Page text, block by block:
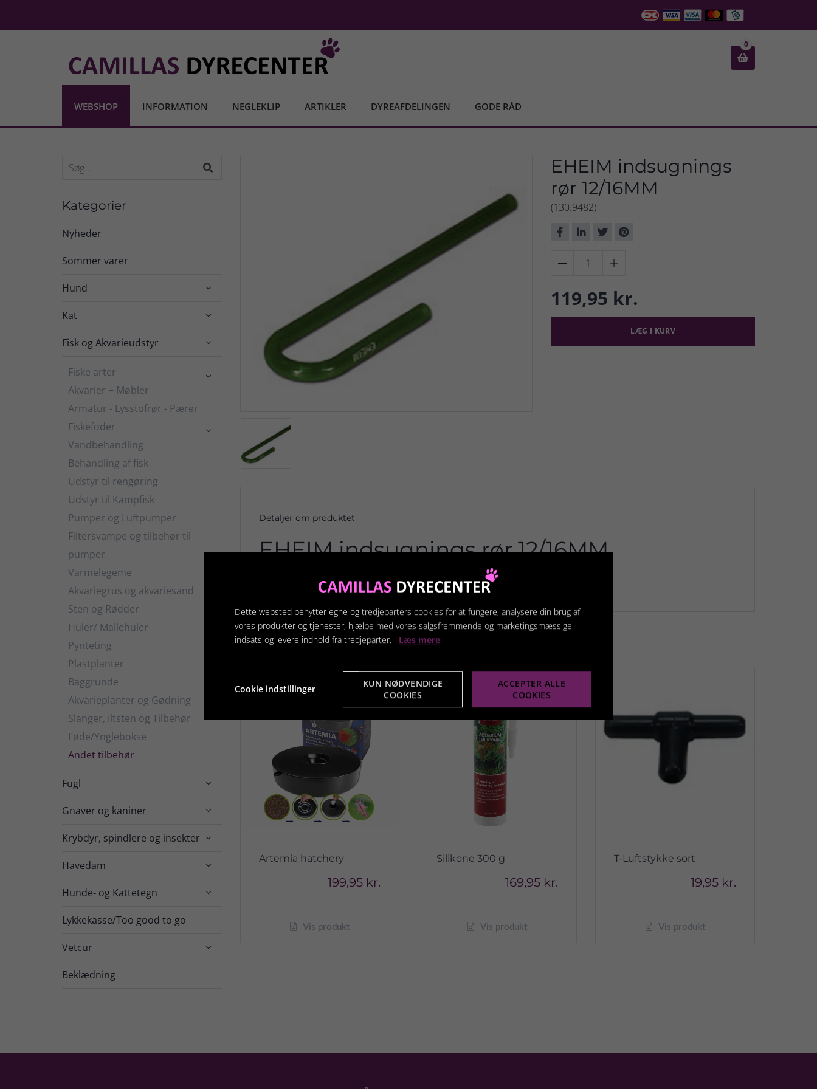

0
WEBSHOP INFORMATION NEGLEKLIP ARTIKLER DYREAFDELINGEN GODE RÅD
Kategorier
Nyheder
Sommer varer
Hund 
Kat 
Fisk og Akvarieudstyr 
Fiske arter 
Akvarier + Møbler
Armatur - Lysstofrør - Pærer
Fiskefoder

Vandbehandling
Behandling af fisk
Udstyr til rengøring
Udstyr til Kampfisk
Pumper og Luftpumper
Filtersvampe og tilbehør til
pumper
Varmelegeme
Akvariegrus og akvariesand
Sten og Rødder
Huler/ Mallehuler
Pynteting
Plastplanter
Baggrunde
Akvarieplanter og Gødning
Slanger, Iltsten og Tilbehør
Føde/Ynglebokse
Andet tilbehør
Fugl 
Gnaver og kaniner 
Krybdyr, spindlere og insekter 
Havedam 
Hunde- og Kattetegn 
Lykkekasse/Too good to go
Vetcur 
Beklædning
EHEIM indsugnings
rør 12/16MM
(130.9482)
 
119,95 kr.
LÆG I KURV
Detaljer om produktet
EHEIM indsugnings rør 12/16MM
Artemia hatchery
199,95 kr.
Vis produkt
Silikone 300 g
169,95 kr.
Vis produkt
T-Luftstykke sort
19,95 kr.
Vis produkt
Dette websted benytter egne og tredjeparters cookies for at fungere, analysere din brug af
vores produkter og tjenester, hjælpe med vores salgsfremmende og marketingsmæssige
indsats og levere indhold fra tredjeparter. Læs mere
Cookie indstillinger
KUN NØDVENDIGE
COOKIES
ACCEPTER ALLE
COOKIES